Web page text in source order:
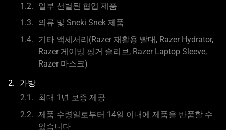
일부 선별된 협업 제품
의류 및 Sneki Snek 제품
기타 액세서리(Razer 재활용 빨대, Razer Hydrator,
Razer 게이밍 핑거 슬리브, Razer Laptop Sleeve,
Razer 마스크)
가방
최대 1년 보증 제공
제품 수령일로부터 14일 이내에 제품을 반품할 수
있습니다